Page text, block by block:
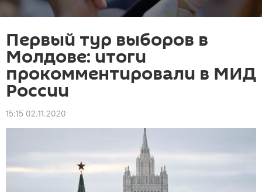
Первый тур выборов в
Молдове: итоги
прокомментировали в МИД
России
15:15 02.11.2020